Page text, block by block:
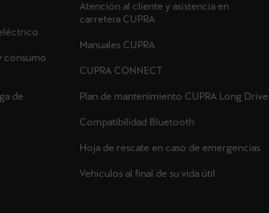
consumo
de
Atención al cliente y asistencia en
carretera CUPRA
Manuales CUPRA
CUPRA CONNECT
Plan de mantenimiento CUPRA Long Drive
Compatibilidad Bluetooth
Hoja de rescate en caso de emergencias
Vehículos al final de su vida útil